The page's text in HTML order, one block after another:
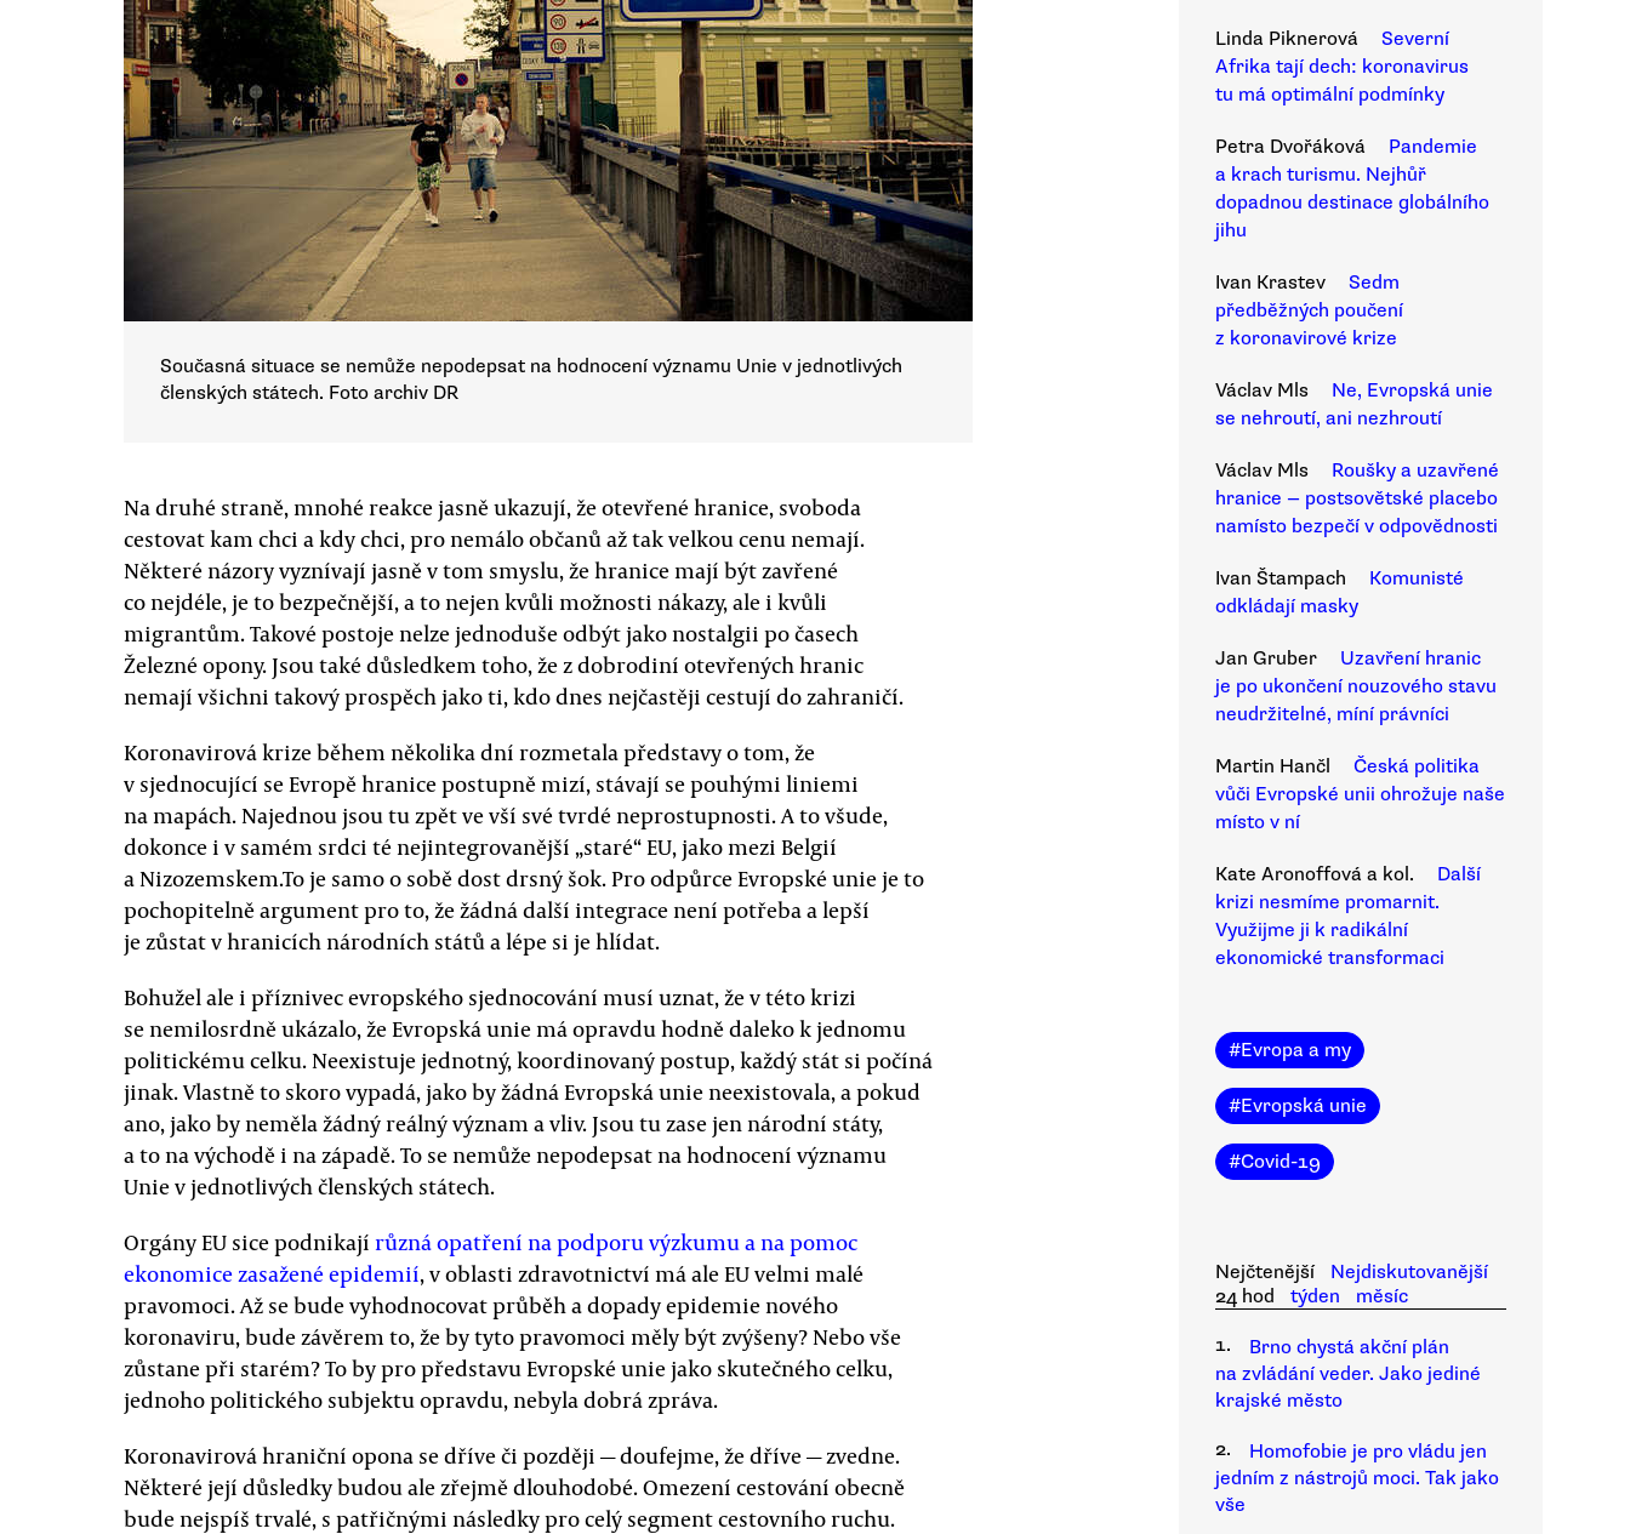
Současná situace se nemůže nepodepsat na hodnocení významu Unie v jednotlivých
členských státech. Foto archiv DR
Na druhé straně, mnohé reakce jasně ukazují, že otevřené hranice, svoboda
cestovat kam chci a kdy chci, pro nemálo občanů až tak velkou cenu nemají.
Některé názory vyznívají jasně v tom smyslu, že hranice mají být zavřené
co nejdéle, je to bezpečnější, a to nejen kvůli možnosti nákazy, ale i kvůli
migrantům. Takové postoje nelze jednoduše odbýt jako nostalgii po časech
Železné opony. Jsou také důsledkem toho, že z dobrodiní otevřených hranic
nemají všichni takový prospěch jako ti, kdo dnes nejčastěji cestují do zahraničí.
Koronavirová krize během několika dní rozmetala představy o tom, že
v sjednocující se Evropě hranice postupně mizí, stávají se pouhými liniemi
na mapách. Najednou jsou tu zpět ve vší své tvrdé neprostupnosti. A to všude,
dokonce i v samém srdci té nejintegrovanější „staré“ EU, jako mezi Belgií
a Nizozemskem.To je samo o sobě dost drsný šok. Pro odpůrce Evropské unie je to
pochopitelně argument pro to, že žádná další integrace není potřeba a lepší
je zůstat v hranicích národních států a lépe si je hlídat.
Bohužel ale i příznivec evropského sjednocování musí uznat, že v této krizi
se nemilosrdně ukázalo, že Evropská unie má opravdu hodně daleko k jednomu
politickému celku. Neexistuje jednotný, koordinovaný postup, každý stát si počíná
jinak. Vlastně to skoro vypadá, jako by žádná Evropská unie neexistovala, a pokud
ano, jako by neměla žádný reálný význam a vliv. Jsou tu zase jen národní státy,
a to na východě i na západě. To se nemůže nepodepsat na hodnocení významu
Unie v jednotlivých členských státech.
Orgány EU sice podnikají různá opatření na podporu výzkumu a na pomoc
ekonomice zasažené epidemií, v oblasti zdravotnictví má ale EU velmi malé
pravomoci. Až se bude vyhodnocovat průběh a dopady epidemie nového
koronaviru, bude závěrem to, že by tyto pravomoci měly být zvýšeny? Nebo vše
zůstane při starém? To by pro představu Evropské unie jako skutečného celku,
jednoho politického subjektu opravdu, nebyla dobrá zpráva.
Koronavirová hraniční opona se dříve či později — doufejme, že dříve — zvedne.
Některé její důsledky budou ale zřejmě dlouhodobé. Omezení cestování obecně
bude nejspíš trvalé, s patřičnými následky pro celý segment cestovního ruchu.
Linda Piknerová
Severní
Afrika tají dech: koronavirus
tu má optimální podmínky
Petra Dvořáková
Pandemie
a krach turismu. Nejhůř
dopadnou destinace globálního
jihu
Ivan Krastev
Sedm
předběžných poučení
z koronavirové krize
Václav Mls
Ne, Evropská unie
se nehroutí, ani nezhroutí
Václav Mls
Roušky a uzavřené
hranice — postsovětské placebo
namísto bezpečí v odpovědnosti
Ivan Štampach
Komunisté
odkládají masky
Jan Gruber
Uzavření hranic
je po ukončení nouzového stavu
neudržitelné, míní právníci
Martin Hančl
Česká politika
vůči Evropské unii ohrožuje naše
místo v ní
Kate Aronoffová a kol.
Další
krizi nesmíme promarnit.
Využijme ji k radikální
ekonomické transformaci
#Evropa a my
#Evropská unie
#Covid-19
Nejčtenější
Nejdiskutovanější
24 hod
týden
měsíc
1.
Brno chystá akční plán
na zvládání veder. Jako jediné
krajské město
2.
Homofobie je pro vládu jen
jedním z nástrojů moci. Tak jako
vše